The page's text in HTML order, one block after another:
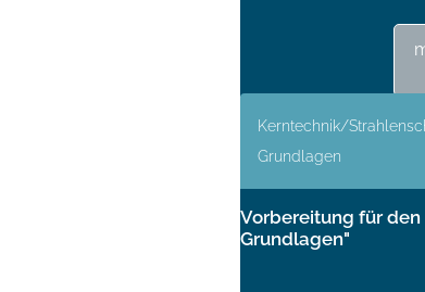
Kerntechnik/
Grundlagen
Vorbereitung für
Grundlagen"